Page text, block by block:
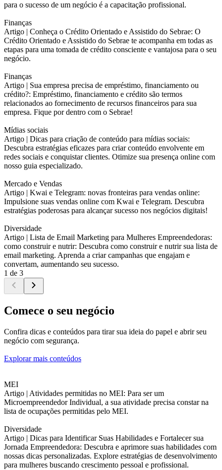
para o sucesso de um negócio é a capacitação profissional.
Finanças
Artigo | Conheça o Crédito Orientado e Assistido do Sebrae: O
Crédito Orientado e Assistido do Sebrae te acompanha em todas as
etapas para uma tomada de crédito consciente e vantajosa para o seu
negócio.
Finanças
Artigo | Sua empresa precisa de empréstimo, financiamento ou
crédito?: Empréstimo, financiamento e crédito são termos
relacionados ao fornecimento de recursos financeiros para sua
empresa. Fique por dentro com o Sebrae!
Mídias sociais
Artigo | Dicas para criação de conteúdo para mídias sociais:
Descubra estratégias eficazes para criar conteúdo envolvente em
redes sociais e conquistar clientes. Otimize sua presença online com
nosso guia especializado.
Mercado e Vendas
Artigo | Kwai e Telegram: novas fronteiras para vendas online:
Impulsione suas vendas online com Kwai e Telegram. Descubra
estratégias poderosas para alcançar sucesso nos negócios digitais!
Diversidade
Artigo | Lista de Email Marketing para Mulheres Empreendedoras:
como construir e nutrir: Descubra como construir e nutrir sua lista de
email marketing. Aprenda a criar campanhas que engajam e
convertam, aumentando seu sucesso.
1 de 3
Comece o seu negócio
Confira dicas e conteúdos para tirar sua ideia do papel e abrir seu
negócio com segurança.
Explorar mais conteúdos
MEI
Artigo | Atividades permitidas no MEI: Para ser um
Microempreendedor Individual, a sua atividade precisa constar na
lista de ocupações permitidas pelo MEI.
Diversidade
Artigo | Dicas para Identificar Suas Habilidades e Fortalecer sua
Jornada Empreendedora: Descubra e aprimore suas habilidades com
nossas dicas personalizadas. Explore estratégias de desenvolvimento
para mulheres buscando crescimento pessoal e profissional.